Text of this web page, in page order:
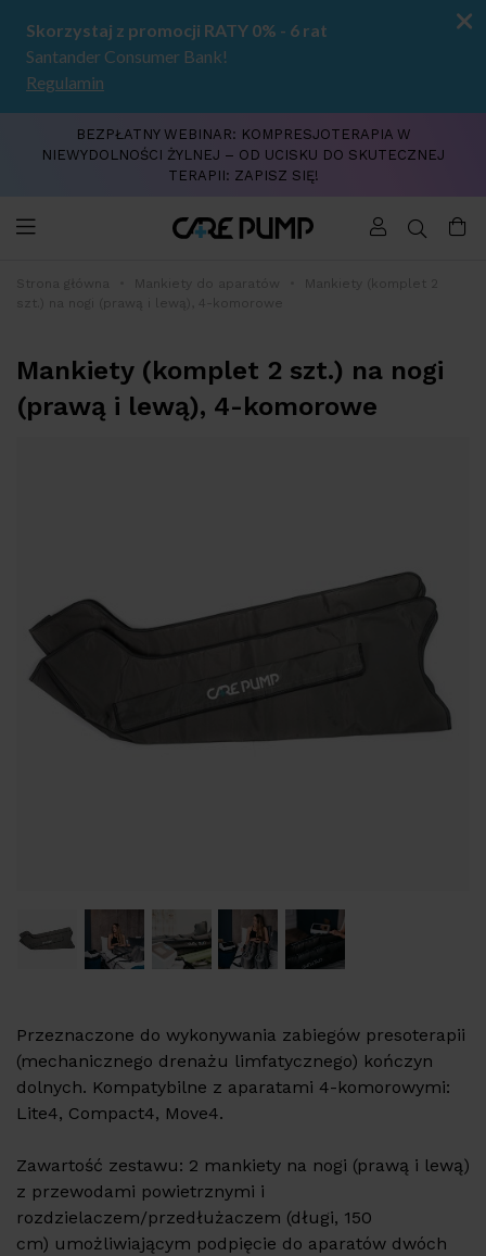
BEZPŁATNY WEBINAR: KOMPRESJOTERAPIA W
NIEWYDOLNOŚCI ŻYLNEJ – OD UCISKU DO SKUTECZNEJ
TERAPII: ZAPISZ SIĘ!
Strona główna Mankiety do aparatów
Mankiety (komplet 2
szt.) na nogi (prawą i lewą), 4-komorowe
Mankiety (komplet 2 szt.) na nogi
(prawą i lewą), 4-komorowe
Przeznaczone do wykonywania zabiegów presoterapii
(mechanicznego drenażu limfatycznego) kończyn
dolnych. Kompatybilne z aparatami 4-komorowymi:
Lite4, Compact4, Move4.
Zawartość zestawu: 2 mankiety na nogi (prawą i lewą)
z przewodami powietrznymi i
rozdzielaczem/przedłużaczem (długi, 150
cm) umożliwiającym podpięcie do aparatów dwóch